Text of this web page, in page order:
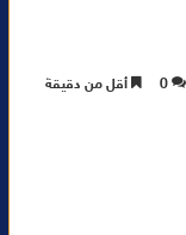
0 أقل من دقيقة